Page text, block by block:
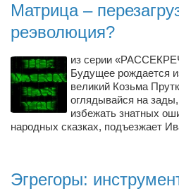
Матрица –
реэволюция?
из серии
Будущее рождается
великий Козьма
оглядывайся на
избежать знатных
народных сказках, подъезжает
Эгрегоры: